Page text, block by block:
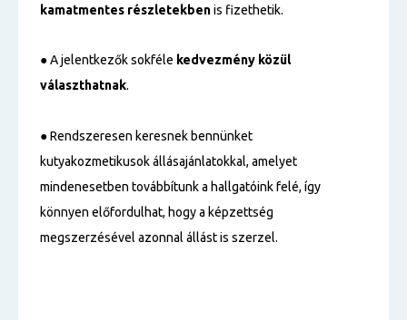
kamatmentes részletekbenis fizethetik.
● A jelentkezők sokféle kedvezmény közül
választhatnak.
● Rendszeresen keresnek bennünket
kutyakozmetikusok állásajánlatokkal, amelyet
mindenesetben továbbítunk a hallgatóink felé, így
könnyen előfordulhat, hogy a képzettség
megszerzésével azonnal állást is szerzel.